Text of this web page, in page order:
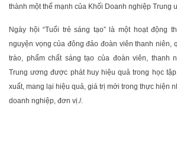
thành một thế mạnh của Khối Doanh nghiệp Trung
Ngày hội “Tuổi trẻ sáng tạo” là một hoạt động
nguyện vọng của đông đảo đoàn viên thanh niên,
trào, phẩm chất sáng tạo của đoàn viên, thanh
Trung ương được phát huy hiệu quả trong học
xuất, mang lại hiệu quả, giá trị mới trong thực hiện
doanh nghiệp, đơn vị./.